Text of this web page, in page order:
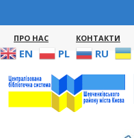
ПРО НАС КОНТАКТИ
EN PL RU